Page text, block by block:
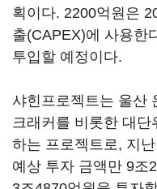
획이다. 2200억원은
출(CAPEX)에 사용한
투입할 예정이다.
샤힌프로젝트는 울산
크래커를 비롯한 대단
하는 프로젝트로, 지
예상 투자 금액만 9조